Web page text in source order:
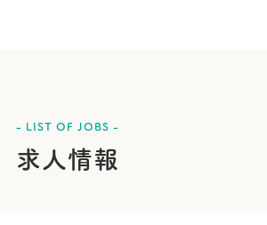
- LIST OF JOBS -
求人情報